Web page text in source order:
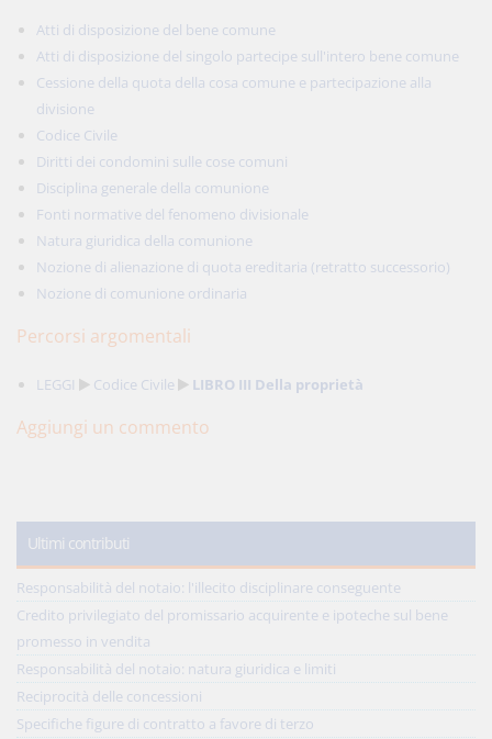
Atti di disposizione del bene comune
Atti di disposizione del singolo partecipe sull'intero bene comune
Cessione della quota della cosa comune e partecipazione alla
divisione
Codice Civile
Diritti dei condomini sulle cose comuni
Disciplina generale della comunione
Fonti normative del fenomeno divisionale
Natura giuridica della comunione
Nozione di alienazione di quota ereditaria (retratto successorio)
Nozione di comunione ordinaria
Percorsi argomentali
LEGGI Codice Civile LIBRO III Della proprietà
Aggiungi un commento
Ultimi contributi
Responsabilità del notaio: l'illecito disciplinare conseguente
Credito privilegiato del promissario acquirente e ipoteche sul bene
promesso in vendita
Responsabilità del notaio: natura giuridica e limiti
Reciprocità delle concessioni
Specifiche figure di contratto a favore di terzo